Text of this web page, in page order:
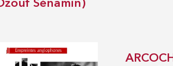
Sénamin)